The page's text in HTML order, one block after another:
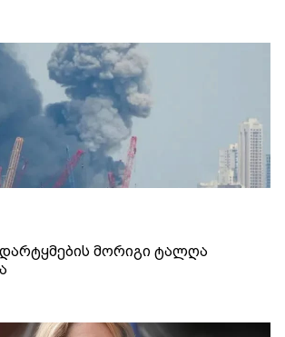
დარტყმების მორიგი ტალღა